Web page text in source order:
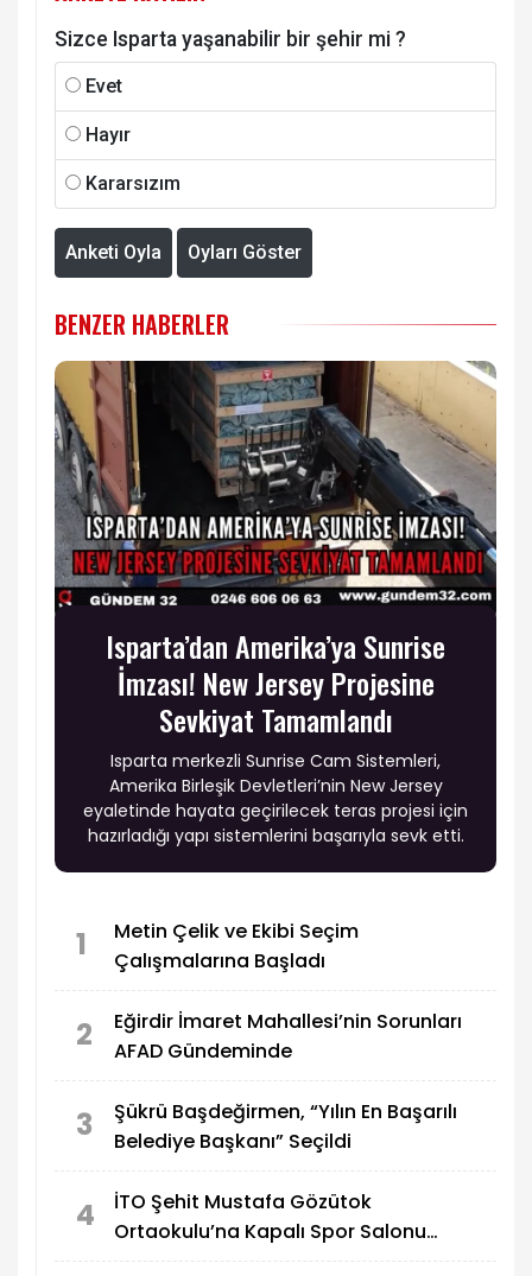
Sizce Isparta yaşanabilir bir şehir mi ?
Evet
Hayır
Kararsızım
Anketi Oyla Oyları Göster
BENZER HABERLER
Isparta’dan Amerika’ya Sunrise
İmzası! New Jersey Projesine
Sevkiyat Tamamlandı
Isparta merkezli Sunrise Cam Sistemleri,
Amerika Birleşik Devletleri’nin New Jersey
eyaletinde hayata geçirilecek teras projesi için
hazırladığı yapı sistemlerini başarıyla sevk etti.
1
Metin Çelik ve Ekibi Seçim
Çalışmalarına Başladı
2
Eğirdir İmaret Mahallesi’nin Sorunları
AFAD Gündeminde
3
Şükrü Başdeğirmen, “Yılın En Başarılı
Belediye Başkanı” Seçildi
4
İTO Şehit Mustafa Gözütok
Ortaokulu’na Kapalı Spor Salonu